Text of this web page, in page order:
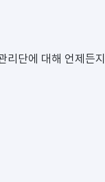
단에 대해 언제든